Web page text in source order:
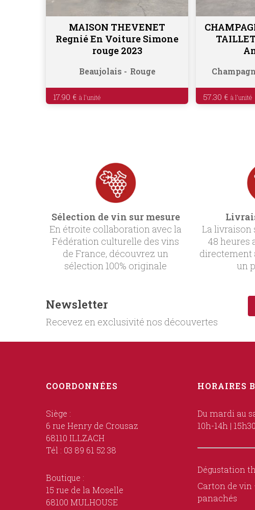
Ajouter au panier
MAISON THEVENET
Regnié En Voiture Simone
rouge 2023
Beaujolais Rouge
17.90 € 57.30 €
Sélection de vin sur mesure
En étroite collaboration avec la
Fédération culturelle des vins
de France, découvrez un
sélection 100% originale
La livraison
48 heures
directement
un
Newsletter
Recevez en exclusivité nos découvertes
COORDONNÉES
Siège :
6 rue Henry de Crousaz
68110 ILLZACH
Tél : 03 89 61 52 38
Boutique :
15 rue de la Moselle
68100 MULHOUSE
HORAIRES
Du mardi au
10h-14h |
Dégustation
Carton de vin
panachés